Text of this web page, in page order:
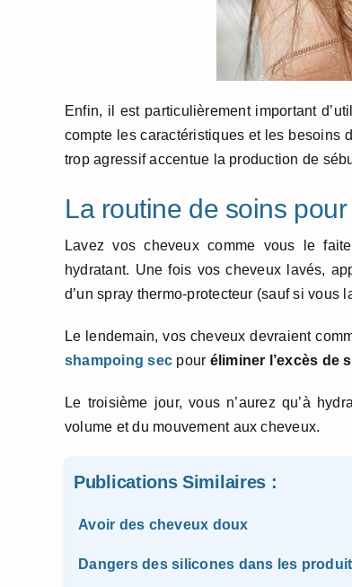
Enfin, il est particulièrement important
compte les caractéristiques et les besoins
trop agressif accentue la production de
La routine de soins
Lavez vos cheveux comme vous le
hydratant. Une fois vos cheveux lavés,
d’un spray thermo-protecteur (sauf si vous
Le lendemain, vos cheveux devraient
shampoing sec pour éliminer l’excès de
Le troisième jour, vous n’aurez qu’à
volume et du mouvement aux cheveux.
Publications Similaires :
Avoir des cheveux doux
Dangers des silicones dans les